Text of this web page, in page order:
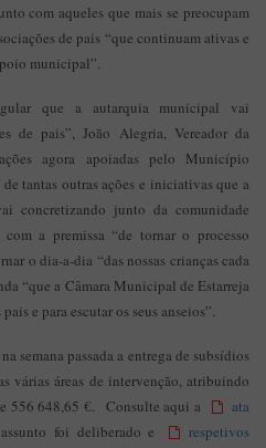
com aqueles que mais se preocupam
de pais “que continuam ativas e
municipal”.
que a autarquia municipal vai
de pais”, João Alegria, Vereador da
agora apoiadas pelo Município
tantas outras ações e iniciativas que a
concretizando junto da comunidade
a premissa “de tornar o processo
o dia-a-dia “das nossas crianças cada
“que a Câmara Municipal de Estarreja
e para escutar os seus anseios”.
semana passada a entrega de subsídios
várias áreas de intervenção, atribuindo
556 648,65 €. Consulte aqui a
ata
foi deliberado e
respetivos